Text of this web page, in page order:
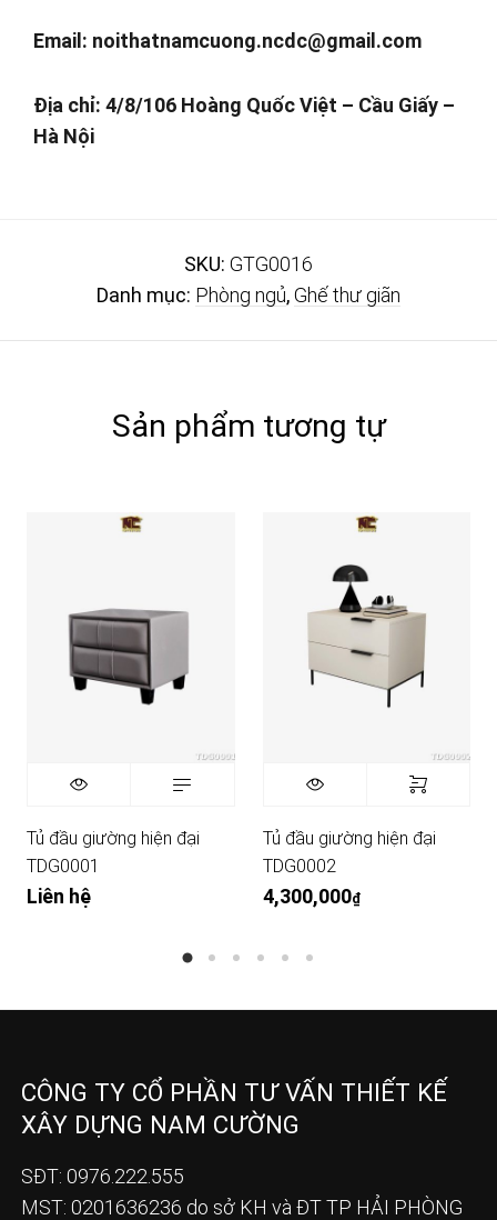
Email: noithatnamcuong.ncdc@gmail.com
Địa chỉ: 4/8/106 Hoàng Quốc Việt – Cầu Giấy –
Hà Nội
SKU: GTG0016
Danh mục: Phòng ngủ,Ghế thư giãn
Sản phẩm tương tự
Tủ đầu giường hiện đại
TDG0001
Liên hệ
Tủ đầu giường hiện đại
TDG0002
4,300,000₫
CÔNG TY CỔ PHẦN TƯ VẤN THIẾT KẾ
XÂY DỰNG NAM CƯỜNG
SĐT: 0976.222.555
MST: 0201636236 do sở KH và ĐT TP HẢI PHÒNG